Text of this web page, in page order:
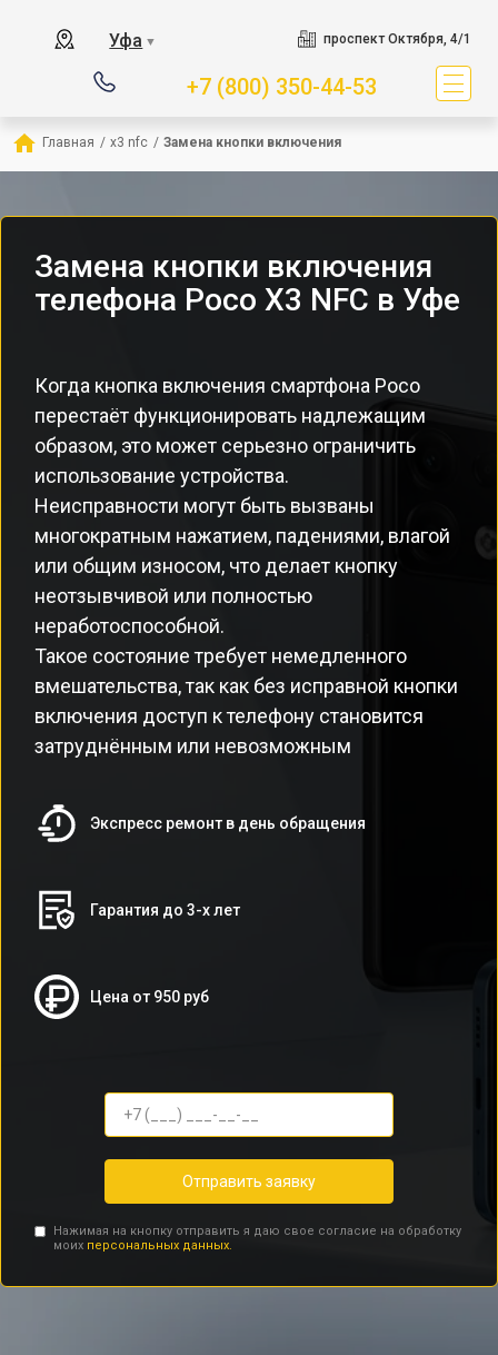
Уфа ▼ проспект Октября, 4/1
+7 (800) 350-44-53
Главная / x3 nfc / Замена кнопки включения
Замена кнопки включения
телефона Poco X3 NFC в Уфе
Когда кнопка включения смартфона Poco
перестаёт функционировать надлежащим
образом, это может серьезно ограничить
использование устройства.
Неисправности могут быть вызваны
многократным нажатием, падениями, влагой
или общим износом, что делает кнопку
неотзывчивой или полностью
неработоспособной.
Такое состояние требует немедленного
вмешательства, так как без исправной кнопки
включения доступ к телефону становится
затруднённым или невозможным
Экспресс ремонт в день обращения
Гарантия до 3-х лет
Цена от 950 руб
Отправить заявку
Нажимая на кнопку отправить я даю свое согласие на обработку
моих персональных данных.